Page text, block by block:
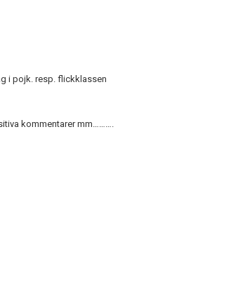
i pojk. resp. flickklassen
kommentarer mm……….